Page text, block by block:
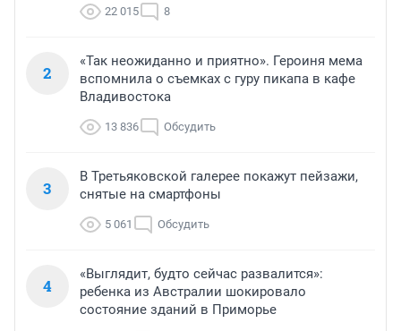
22 015 8
2
«Так неожиданно и приятно». Героиня мема
вспомнила о съемках с гуру пикапа в кафе
Владивостока
13 836 Обсудить
3
В Третьяковской галерее покажут пейзажи,
снятые на смартфоны
5 061 Обсудить
4
«Выглядит, будто сейчас развалится»:
ребенка из Австралии шокировало
состояние зданий в Приморье